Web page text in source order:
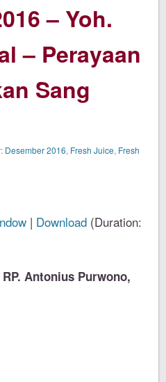
– Yoh.
– Perayaan
Sang
Desember 2016, Fresh Juice, Fresh
| Download (Duration:
Antonius Purwono,